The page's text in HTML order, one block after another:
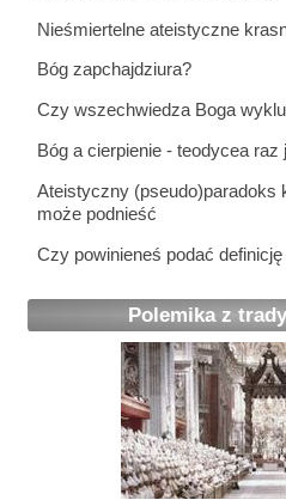
Polemika z
Nieśmiertelne ateistyczne
Bóg zapchajdziura?
Czy wszechwiedza Boga
Bóg a cierpienie - teodycea raz
Ateistyczny (pseudo)paradoks
może podnieść
Czy powinieneś podać definicję